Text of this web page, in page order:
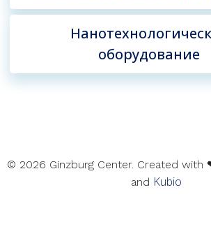
оборудование
© 2026 Ginzburg Center. Created with
and Kubio